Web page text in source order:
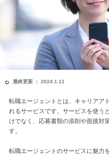
最終更新 ： 2024.1.11
転職エージェントとは、キャリアア
れるサービスです。サービスを使う
けでなく、応募書類の添削や面接対
す。
転職エージェントのサービスに魅力